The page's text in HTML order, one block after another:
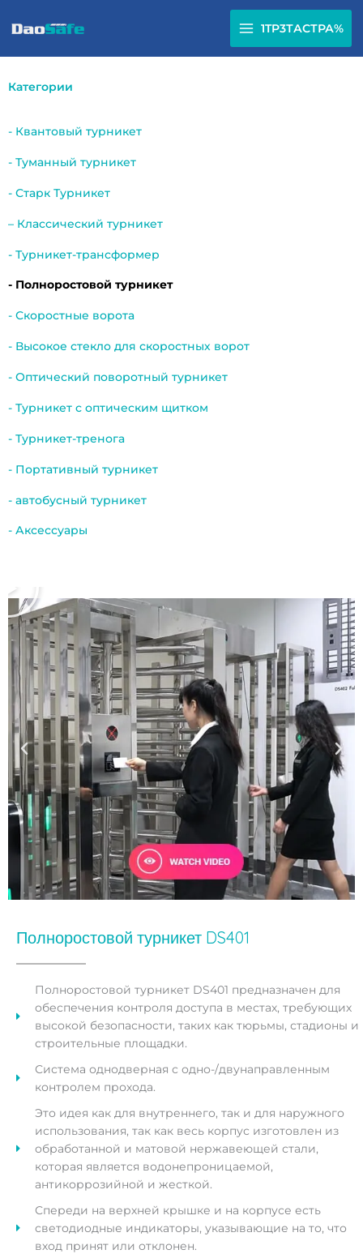
1TP3ТАСТРА%
Категории
- Квантовый турникет
- Туманный турникет
- Старк Турникет
– Классический турникет
- Турникет-трансформер
- Полноростовой турникет
- Скоростные ворота
- Высокое стекло для скоростных ворот
- Оптический поворотный турникет
- Турникет с оптическим щитком
- Турникет-тренога
- Портативный турникет
- автобусный турникет
- Аксессуары
Полноростовой турникет DS401
Полноростовой турникет DS401 предназначен для
обеспечения контроля доступа в местах, требующих
высокой безопасности, таких как тюрьмы, стадионы и
строительные площадки.
Система однодверная с одно-/двунаправленным
контролем прохода.
Это идея как для внутреннего, так и для наружного
использования, так как весь корпус изготовлен из
обработанной и матовой нержавеющей стали,
которая является водонепроницаемой,
антикоррозийной и жесткой.
Спереди на верхней крышке и на корпусе есть
светодиодные индикаторы, указывающие на то, что
вход принят или отклонен.